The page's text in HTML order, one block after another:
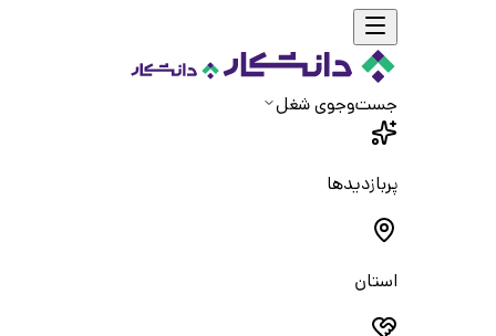
جست‌و‌جوی شغل
پربازدیدها
استان